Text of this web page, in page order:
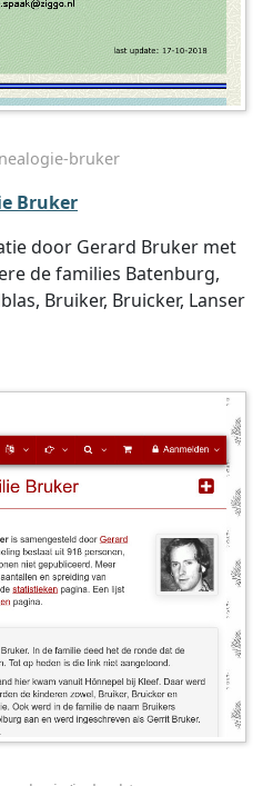
bruker
Bruker
door Gerard Bruker met
de families Batenburg,
Bruiker, Bruicker, Lanser